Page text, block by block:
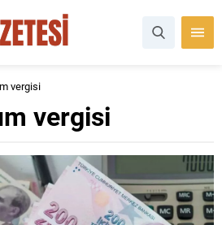
vergisi
vergisi